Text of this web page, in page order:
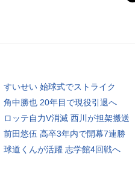
すいせい 始球式でストライク
角中勝也 20年目で現役引退へ
ロッテ自力V消滅 西川が担架搬送
前田悠伍 高卒3年内で開幕7連勝
球道くんが活躍 志学館4回戦へ